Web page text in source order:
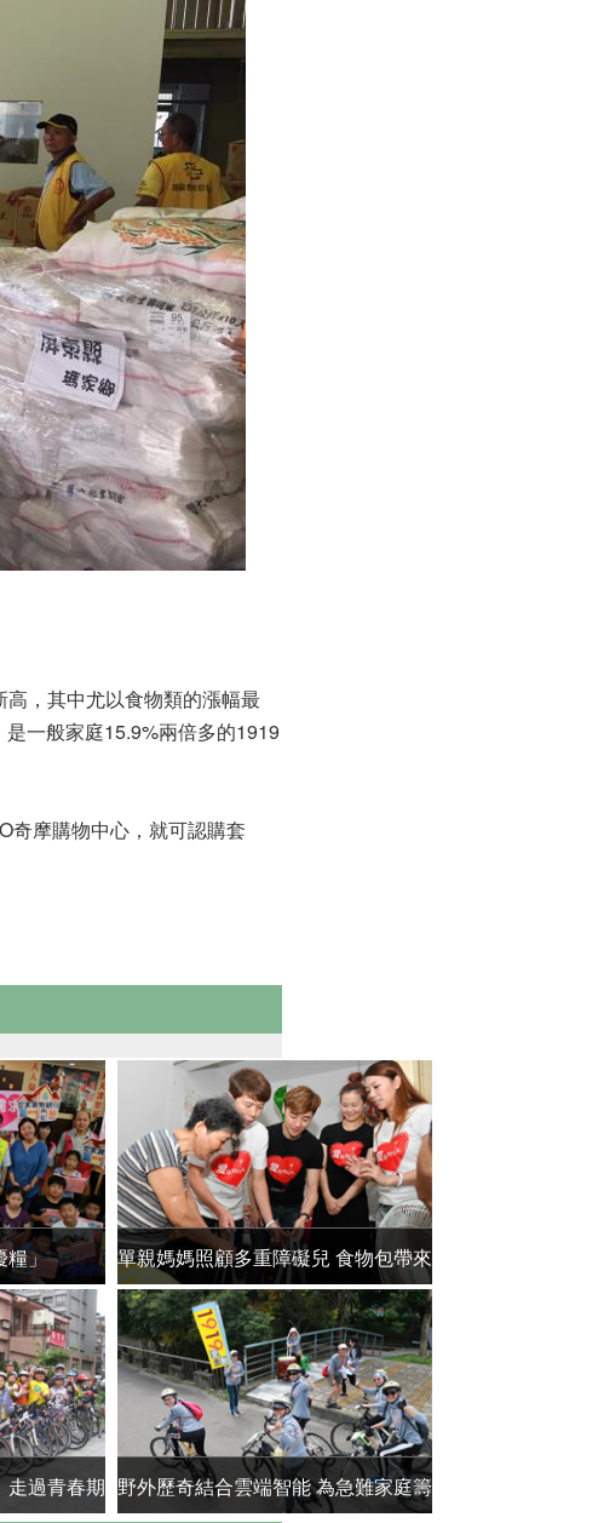
，其中尤以食物類的漲幅最
一般家庭15.9%兩倍多的1919
奇摩購物中心，就可認購套
糧」 單親媽媽照顧多重障礙兒 食物包帶來
溫暖與愛
過青春期 野外歷奇結合雲端智能 為急難家庭籌